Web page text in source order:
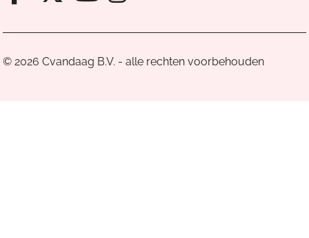
© 2026 Cvandaag B.V. - alle rechten voorbehouden